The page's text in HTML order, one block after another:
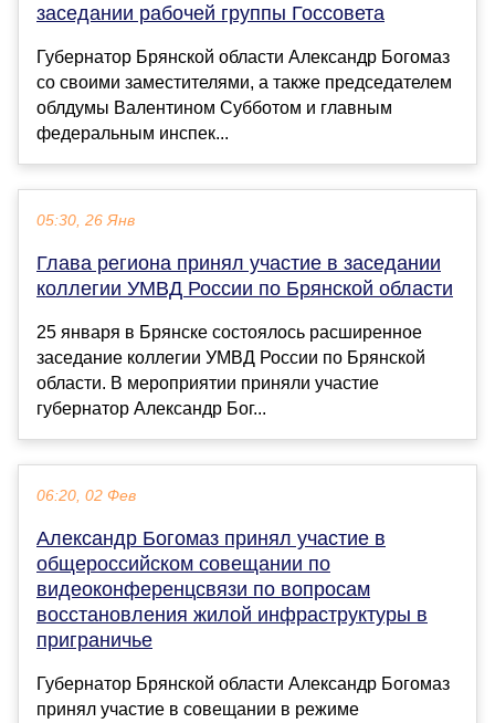
заседании рабочей группы Госсовета
Губернатор Брянской области Александр Богомаз
со своими заместителями, а также председателем
облдумы Валентином Субботом и главным
федеральным инспек...
05:30, 26 Янв
Глава региона принял участие в заседании
коллегии УМВД России по Брянской области
25 января в Брянске состоялось расширенное
заседание коллегии УМВД России по Брянской
области. В мероприятии приняли участие
губернатор Александр Бог...
06:20, 02 Фев
Александр Богомаз принял участие в
общероссийском совещании по
видеоконференц­связи по вопросам
восстановления жилой инфраструктуры в
приграничье
Губернатор Брянской области Александр Богомаз
принял участие в совещании в режиме